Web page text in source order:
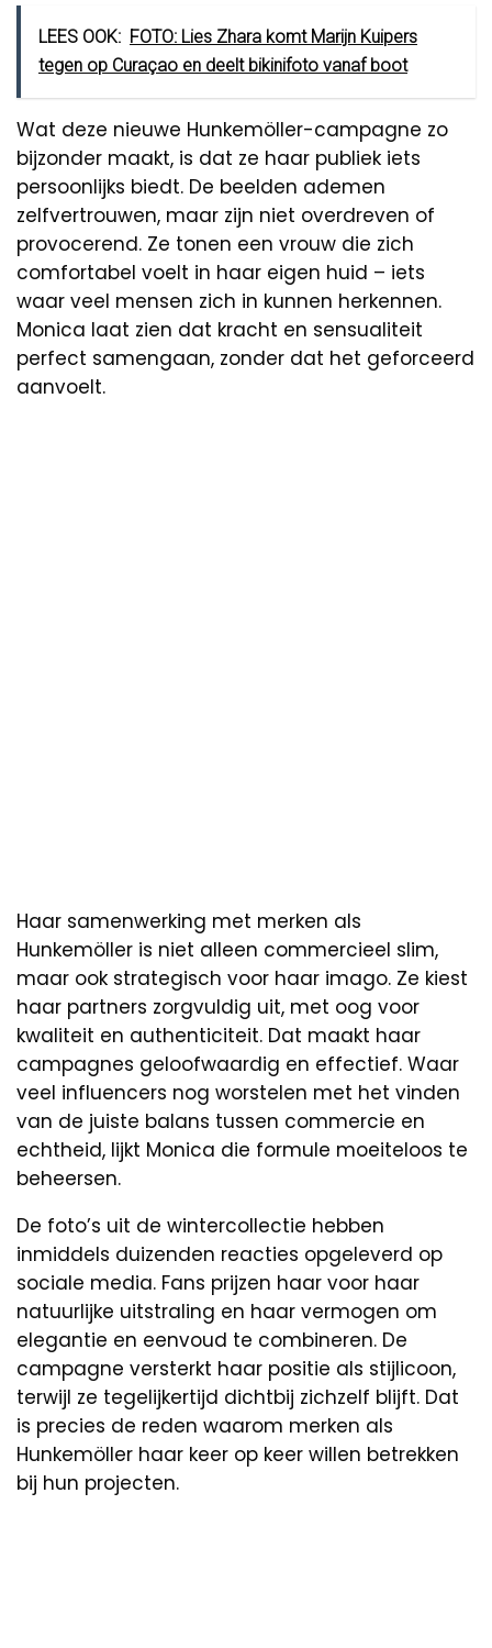
LEES OOK: FOTO: Lies Zhara komt Marijn Kuipers
tegen op Curaçao en deelt bikinifoto vanaf boot
Wat deze nieuwe Hunkemöller-campagne zo
bijzonder maakt, is dat ze haar publiek iets
persoonlijks biedt. De beelden ademen
zelfvertrouwen, maar zijn niet overdreven of
provocerend. Ze tonen een vrouw die zich
comfortabel voelt in haar eigen huid – iets
waar veel mensen zich in kunnen herkennen.
Monica laat zien dat kracht en sensualiteit
perfect samengaan, zonder dat het geforceerd
aanvoelt.
Haar samenwerking met merken als
Hunkemöller is niet alleen commercieel slim,
maar ook strategisch voor haar imago. Ze kiest
haar partners zorgvuldig uit, met oog voor
kwaliteit en authenticiteit. Dat maakt haar
campagnes geloofwaardig en effectief. Waar
veel influencers nog worstelen met het vinden
van de juiste balans tussen commercie en
echtheid, lijkt Monica die formule moeiteloos te
beheersen.
De foto’s uit de wintercollectie hebben
inmiddels duizenden reacties opgeleverd op
sociale media. Fans prijzen haar voor haar
natuurlijke uitstraling en haar vermogen om
elegantie en eenvoud te combineren. De
campagne versterkt haar positie als stijlicoon,
terwijl ze tegelijkertijd dichtbij zichzelf blijft. Dat
is precies de reden waarom merken als
Hunkemöller haar keer op keer willen betrekken
bij hun projecten.